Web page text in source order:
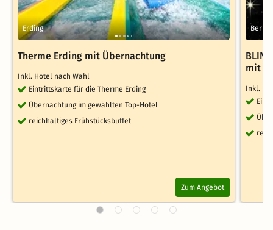
Erding
Therme Erding mit Übernachtung
Inkl. Hotel nach Wahl
Eintrittskarte für die Therme Erding
Übernachtung im gewählten Top-Hotel
reichhaltiges Frühstücksbuffet
Zum Angebot
Berlin
mit
Inkl.